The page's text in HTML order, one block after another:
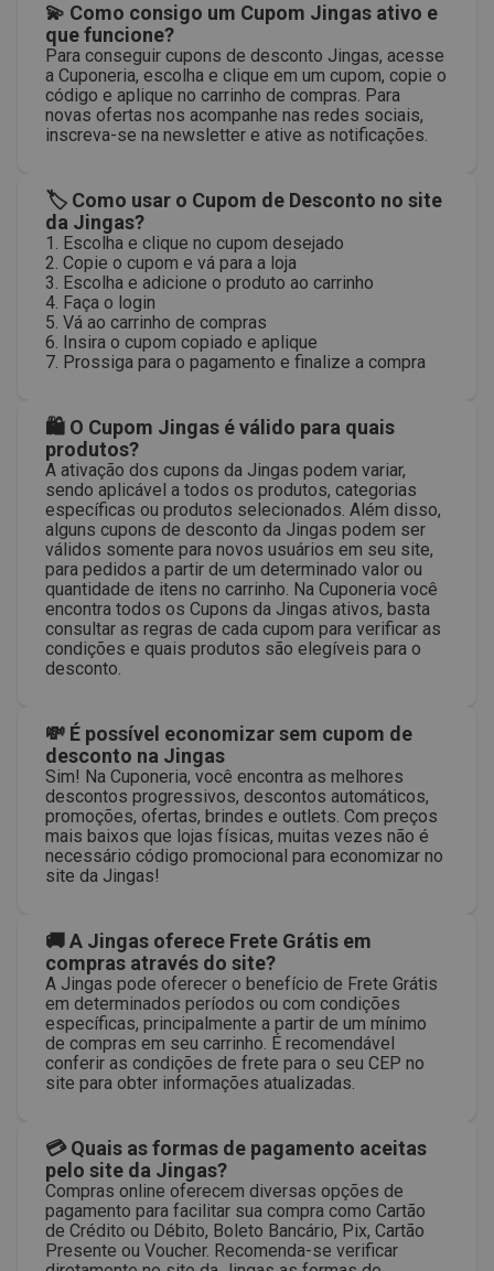
💫 Como consigo um Cupom Jingas ativo e
que funcione?
Para conseguir cupons de desconto Jingas, acesse
a Cuponeria, escolha e clique em um cupom, copie o
código e aplique no carrinho de compras. Para
novas ofertas nos acompanhe nas redes sociais,
inscreva-se na newsletter e ative as notificações.
🏷 Como usar o Cupom de Desconto no site
da Jingas?
1. Escolha e clique no cupom desejado
2. Copie o cupom e vá para a loja
3. Escolha e adicione o produto ao carrinho
4. Faça o login
5. Vá ao carrinho de compras
6. Insira o cupom copiado e aplique
7. Prossiga para o pagamento e finalize a compra
🛍 O Cupom Jingas é válido para quais
produtos?
A ativação dos cupons da Jingas podem variar,
sendo aplicável a todos os produtos, categorias
específicas ou produtos selecionados. Além disso,
alguns cupons de desconto da Jingas podem ser
válidos somente para novos usuários em seu site,
para pedidos a partir de um determinado valor ou
quantidade de itens no carrinho. Na Cuponeria você
encontra todos os Cupons da Jingas ativos, basta
consultar as regras de cada cupom para verificar as
condições e quais produtos são elegíveis para o
desconto.
💸 É possível economizar sem cupom de
desconto na Jingas
Sim! Na Cuponeria, você encontra as melhores
descontos progressivos, descontos automáticos,
promoções, ofertas, brindes e outlets. Com preços
mais baixos que lojas físicas, muitas vezes não é
necessário código promocional para economizar no
site da Jingas!
🚚 A Jingas oferece Frete Grátis em
compras através do site?
A Jingas pode oferecer o benefício de Frete Grátis
em determinados períodos ou com condições
específicas, principalmente a partir de um mínimo
de compras em seu carrinho. É recomendável
conferir as condições de frete para o seu CEP no
site para obter informações atualizadas.
💳 Quais as formas de pagamento aceitas
pelo site da Jingas?
Compras online oferecem diversas opções de
pagamento para facilitar sua compra como Cartão
de Crédito ou Débito, Boleto Bancário, Pix, Cartão
Presente ou Voucher. Recomenda-se verificar